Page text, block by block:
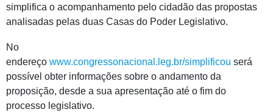
simplifica o acompanhamento pelo cidadão das propostas
analisadas pelas duas Casas do Poder Legislativo.
No
endereço www.congressonacional.leg.br/simplificou será
possível obter informações sobre o andamento da
proposição, desde a sua apresentação até o fim do
processo legislativo.